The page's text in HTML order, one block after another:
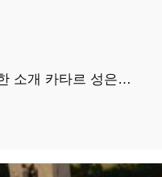
소개 카타르 성은…